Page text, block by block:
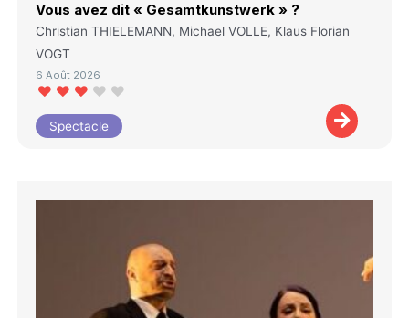
Vous avez dit « Gesamtkunstwerk » ?
Christian THIELEMANN, Michael VOLLE, Klaus Florian
VOGT
6 Août 2026
Spectacle